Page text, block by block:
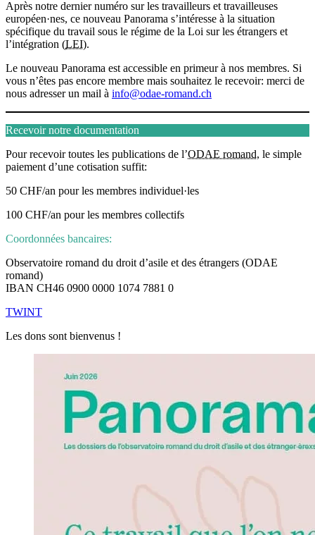
Après notre dernier numéro sur les travailleurs et travailleuses
européen·nes, ce nouveau Panorama s’intéresse à la situation
spécifique du travail sous le régime de la Loi sur les étrangers et
l’intégration (LEI).
Le nouveau Panorama est accessible en primeur à nos membres. Si
vous n’êtes pas encore membre mais souhaitez le recevoir: merci de
nous adresser un mail à info@odae-romand.ch
Recevoir notre documentation
Pour recevoir toutes les publications de l’ODAE romand, le simple
paiement d’une cotisation suffit:
50 CHF/an pour les membres individuel·les
100 CHF/an pour les membres collectifs
Coordonnées bancaires:
Observatoire romand du droit d’asile et des étrangers (ODAE
romand)
IBAN CH46 0900 0000 1074 7881 0
TWINT
Les dons sont bienvenus !